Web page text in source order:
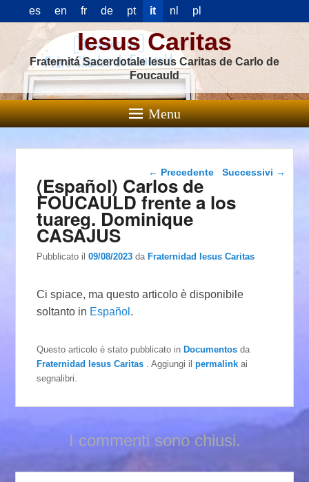
es en fr de pt it nl pl
Iesus Caritas
Fraternitá Sacerdotale Iesus Caritas de Carlo de
Foucauld
Menu
Navigazione articolo
← Precedente Successivi →
(Español) Carlos de
FOUCAULD frente a los
tuareg. Dominique
CASAJUS
Pubblicato il09/08/2023 daFraternidad Iesus Caritas
Ci spiace, ma questo articolo è disponibile
soltanto in Español .
Questo articolo è stato pubblicato inDocumentos da
Fraternidad Iesus Caritas
. Aggiungi ilpermalink ai
segnalibri.
I commenti sono chiusi.